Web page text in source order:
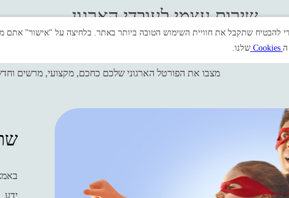
שירות עצמי לעובדי הארגון
מצבו את הפורטל הארגוני שלכם כחכם, מקצועי, מרשים
ידע
ה Cookies שלנו.